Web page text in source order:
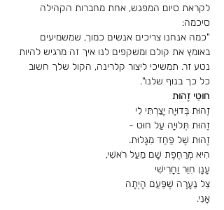
לקראת סיום המפגש, אחת מחברות הקהילה
סיכמה:
"כמה אנחנו צריכים אנשים כמוך, שמשמיעים
באומץ את קולם ומשקפים לנו איך זה מרגיש להיות
נטע זר. תמשיכי ליצור קלרינה, הקול שלך חשוב
כל כך בנוף שלנו".
חוּטֵי זֶהוּת
זֶהוּת בְּדוּיָה יָצַרְתִּי לִי
זֶהוּת תְּלוּיָה עַל חוּט -
זֶהוּת שֶׁל פַּחַד מִגָּלוּת.
הִיא מְרַחֶפֶת שָׁם מֵעַל רֹאשִׁי,
עָנָן חִוֵּר וַחֲרִישִׁי
צֵל נַעֲרָה שֶׁפַּעַם הָיְתָה
אֲנִי.